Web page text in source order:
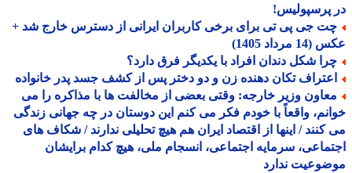
پرسپولیس!
جی پی تی برای برخی کاربران ایرانی از دسترس خارج شد +
مرداد 1405)
شکل دندان افراد با یکدیگر فرق دارد؟
تکان دهنده زن و دو دختر پس از کشف جسد پدر خانواده
وزیر خارجه: وقتی بعضی از مخالفت ها با مذاکره را می
واقعاً با خودم فکر می کنم این دوستان در چه جهانی زندگی
/ اینها از اقتصاد ایران هم هیچ تحلیلی ندارند / شکاف های
سرمایه اجتماعی، انسجام ملی، هیچ کدام برایشان
ندارد